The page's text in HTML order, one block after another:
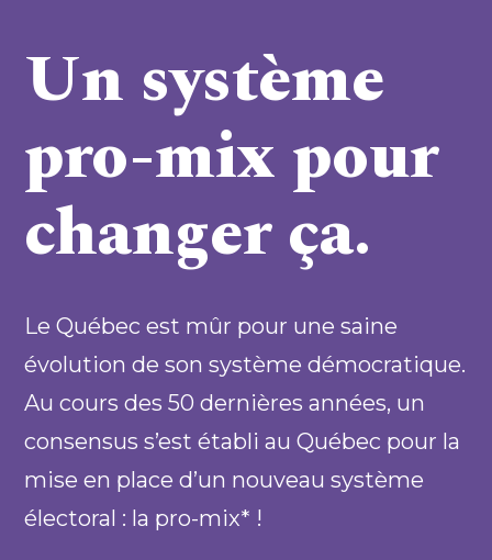
Un système
pro-mix pour
changer ça.
Le Québec est mûr pour une saine
évolution de son système démocratique.
Au cours des 50 dernières années, un
consensus s’est établi au Québec pour la
mise en place d’un nouveau système
électoral : la pro-mix* !